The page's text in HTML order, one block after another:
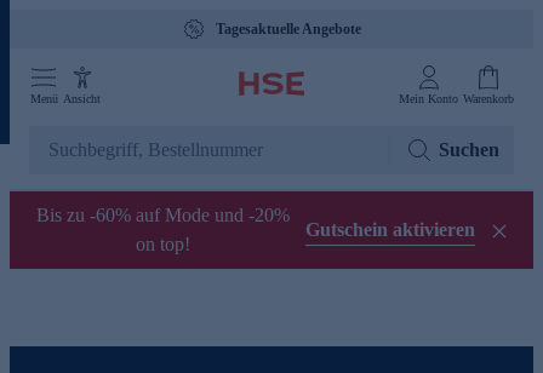
Tagesaktuelle Angebote
Menü Ansicht Mein Konto Warenkorb
Suchen
Bis zu -60% auf Mode und -20%
on top!
Gutschein aktivieren